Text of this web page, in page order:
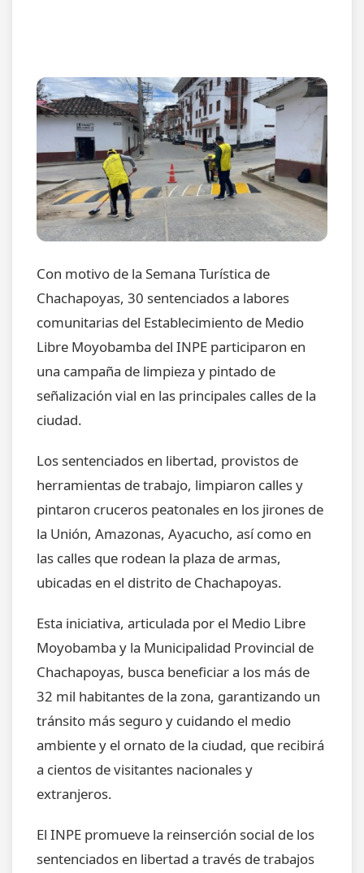
Con motivo de la Semana Turística de
Chachapoyas, 30 sentenciados a labores
comunitarias del Establecimiento de Medio
Libre Moyobamba del INPE participaron en
una campaña de limpieza y pintado de
señalización vial en las principales calles de la
ciudad.
Los sentenciados en libertad, provistos de
herramientas de trabajo, limpiaron calles y
pintaron cruceros peatonales en los jirones de
la Unión, Amazonas, Ayacucho, así como en
las calles que rodean la plaza de armas,
ubicadas en el distrito de Chachapoyas.
Esta iniciativa, articulada por el Medio Libre
Moyobamba y la Municipalidad Provincial de
Chachapoyas, busca beneficiar a los más de
32 mil habitantes de la zona, garantizando un
tránsito más seguro y cuidando el medio
ambiente y el ornato de la ciudad, que recibirá
a cientos de visitantes nacionales y
extranjeros.
El INPE promueve la reinserción social de los
sentenciados en libertad a través de trabajos